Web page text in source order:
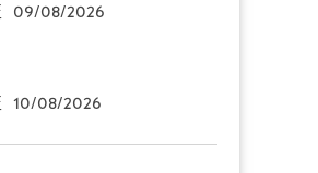
09/08/2026
10/08/2026